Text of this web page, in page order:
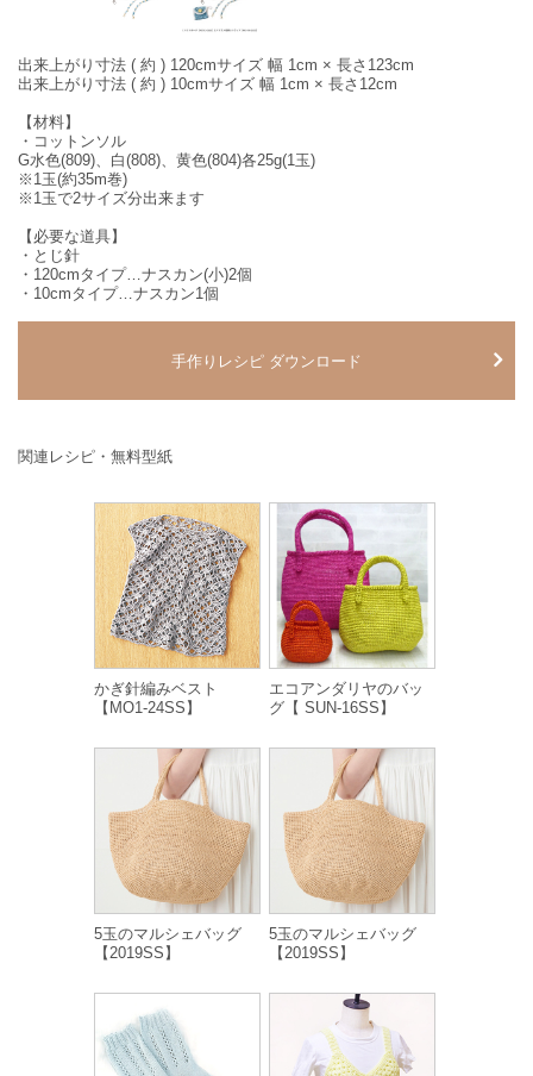
出来上がり寸法 ( 約 ) 120cmサイズ 幅 1cm × 長さ123cm
出来上がり寸法 ( 約 ) 10cmサイズ 幅 1cm × 長さ12cm
【材料】
・コットンソル
G水色(809)、白(808)、黄色(804)各25g(1玉)
※1玉(約35m巻)
※1玉で2サイズ分出来ます
【必要な道具】
・とじ針
・120cmタイプ…ナスカン(小)2個
・10cmタイプ…ナスカン1個
手作りレシピ ダウンロード
関連レシピ・無料型紙
かぎ針編みベスト
【MO1-24SS】
エコアンダリヤのバッ
グ【 SUN-16SS】
5玉のマルシェバッグ
【2019SS】
5玉のマルシェバッグ
【2019SS】